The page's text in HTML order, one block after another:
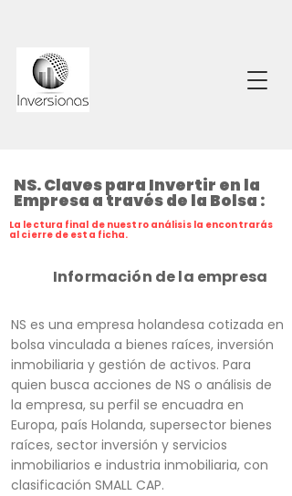
NS. Claves para Invertir en la
Empresa a través de la Bolsa :
La lectura final de nuestro análisis la encontrarás
al cierre de esta ficha.
Información de la empresa
NS es una empresa holandesa cotizada en
bolsa vinculada a bienes raíces, inversión
inmobiliaria y gestión de activos. Para
quien busca acciones de NS o análisis de
la empresa, su perfil se encuadra en
Europa, país Holanda, supersector bienes
raíces, sector inversión y servicios
inmobiliarios e industria inmobiliaria, con
clasificación SMALL CAP.